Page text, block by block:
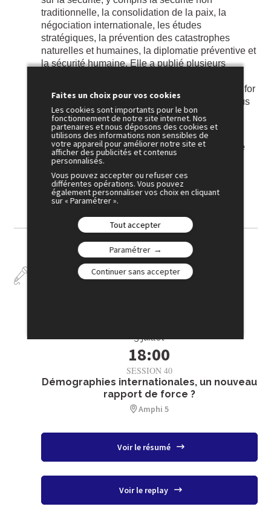
traditionnelle, la consolidation de la paix, la
négociation internationale, les études
stratégiques, la prévention des catastrophes
naturelles et humaines, la diplomatie préventive et
la sécurité humaine. Elle a publié plusieurs
Sink: Preventive State Theory, Human Security for
the Future with Dreams et The 23 Most Fabulous
Women in the World.
Elle a reçu plusieurs distinctions, dont l’OISCA
Award pour sa contribution à l’Asie, ainsi que le
Sen Kayoko Prize de Soroptimist International
Japan pour sa contribution à la compréhension
internationale.
Interventions
3 juillet
18:00
SESSION 40
Démographies internationales, un nouveau
rapport de force ?
Amphi 5
Voir le résumé
Voir le replay
Faites un choix pour vos cookies
Les cookies sont importants pour le bon
fonctionnement de notre site internet. Nos
partenaires et nous déposons des cookies et
utilisons des informations non sensibles de
votre appareil pour améliorer notre site et
afficher des publicités et contenus
personnalisés.
Vous pouvez accepter ou refuser ces
différentes opérations. Vous pouvez
également personnaliser vos choix en cliquant
sur « Paramétrer ».
Tout accepter
Paramétrer
Continuer sans accepter